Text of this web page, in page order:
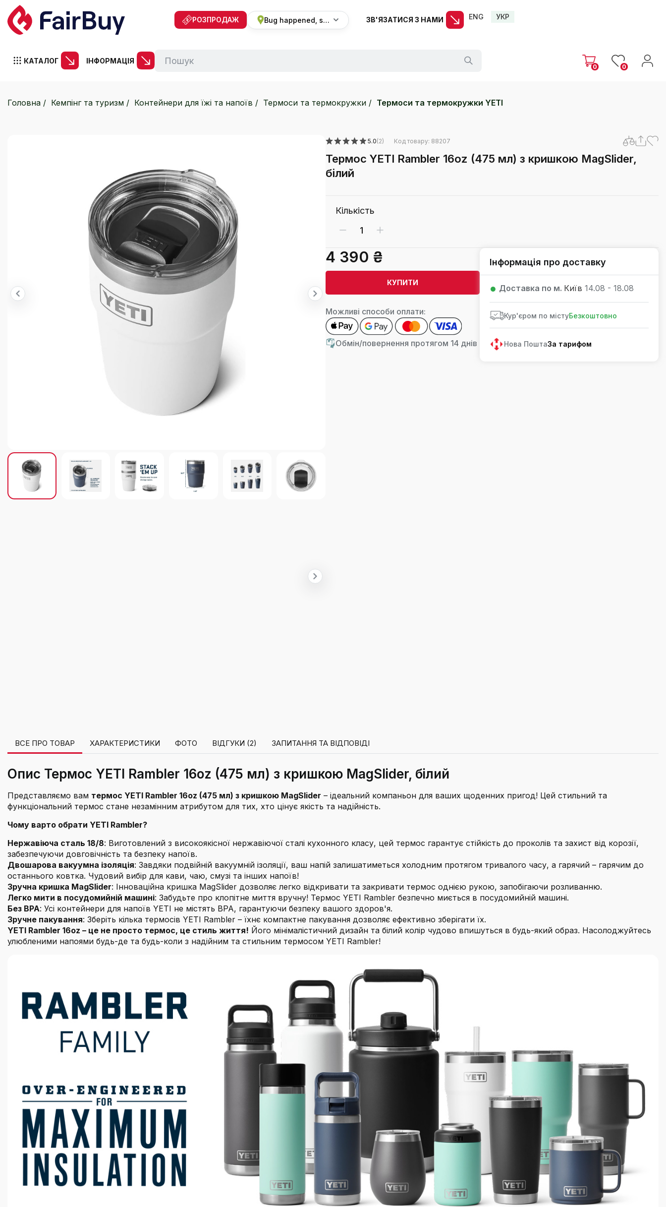
РОЗПРОДАЖ Bug happened, sorry ЗВ'ЯЗАТИСЯ З НАМИ ENG УКР
КАТАЛОГ ІНФОРМАЦІЯ
0 0
Головна Кемпінг та туризм Контейнери для їжі та напоїв Термоси та термокружки Термоси та термокружки YETI
5.0(2) Код товару: 88207
Термос YETI Rambler 16oz (475 мл) з кришкою MagSlider,
білий
Кількість
4 390 ₴
КУПИТИ
Можливі способи оплати:
Обмін/повернення протягом 14 днів
Інформація про доставку
Доставка по м. Київ 14.08 - 18.08
Кур'єром по містуБезкоштовно
Нова ПоштаЗа тарифом
ВСЕ ПРО ТОВАР ХАРАКТЕРИСТИКИ ФОТО ВІДГУКИ (2) ЗАПИТАННЯ ТА ВІДПОВІДІ
Опис Термос YETI Rambler 16oz (475 мл) з кришкою MagSlider, білий
Представляємо вам термос YETI Rambler 16oz (475 мл) з кришкою MagSlider – ідеальний компаньон для ваших щоденних пригод! Цей стильний та
функціональний термос стане незамінним атрибутом для тих, хто цінує якість та надійність.
Чому варто обрати YETI Rambler?
Нержавіюча сталь 18/8: Виготовлений з високоякісної нержавіючої сталі кухонного класу, цей термос гарантує стійкість до проколів та захист від корозії,
забезпечуючи довговічність та безпеку напоїв.
Двошарова вакуумна ізоляція: Завдяки подвійній вакуумній ізоляції, ваш напій залишатиметься холодним протягом тривалого часу, а гарячий – гарячим до
останнього ковтка. Чудовий вибір для кави, чаю, смузі та інших напоїв!
Зручна кришка MagSlider: Інноваційна кришка MagSlider дозволяє легко відкривати та закривати термос однією рукою, запобігаючи розливанню.
Легко мити в посудомийній машині: Забудьте про клопітне миття вручну! Термос YETI Rambler безпечно миється в посудомийній машині.
Без BPA: Усі контейнери для напоїв YETI не містять BPA, гарантуючи безпеку вашого здоров'я.
Зручне пакування: Зберіть кілька термосів YETI Rambler – їхнє компактне пакування дозволяє ефективно зберігати їх.
YETI Rambler 16oz – це не просто термос, це стиль життя! Його мінімалістичний дизайн та білий колір чудово впишуться в будь-який образ. Насолоджуйтесь
улюбленими напоями будь-де та будь-коли з надійним та стильним термосом YETI Rambler!